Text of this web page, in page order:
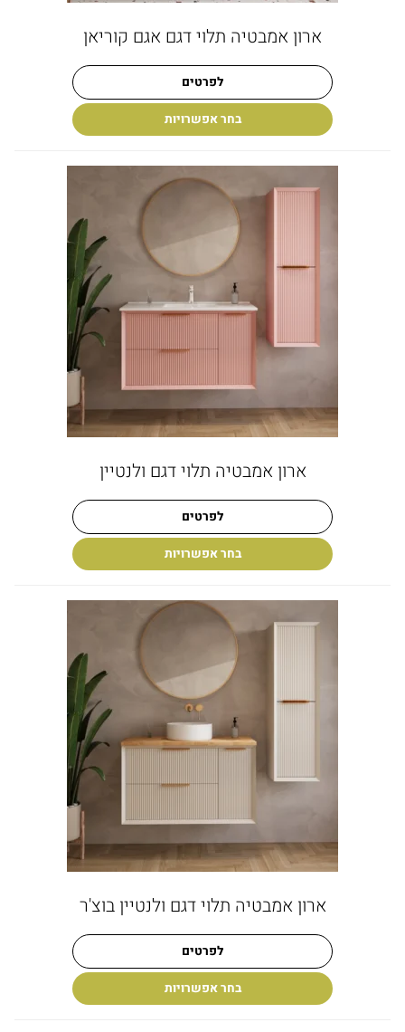
ארון אמבטיה תלוי דגם אגם קוריאן
לפרטים
בחר אפשרויות
ארון אמבטיה תלוי דגם ולנטיין
לפרטים
בחר אפשרויות
ארון אמבטיה תלוי דגם ולנטיין בוצ'ר
לפרטים
בחר אפשרויות